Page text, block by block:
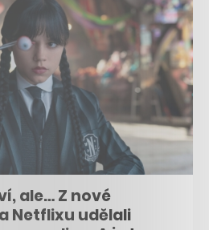
ale… Z nové
Netflixu udělali